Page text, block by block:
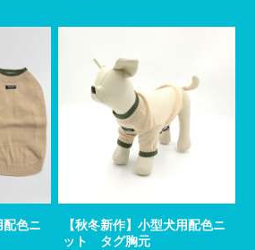
配色ニ
【秋冬新作】小型犬用配色ニ
ット タグ胸元